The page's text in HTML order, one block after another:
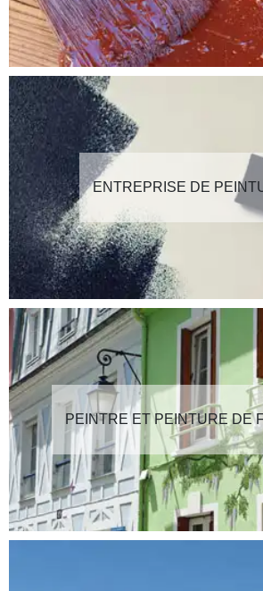
ENTREPRISE DE
PEINTRE ET PEINTURE DE